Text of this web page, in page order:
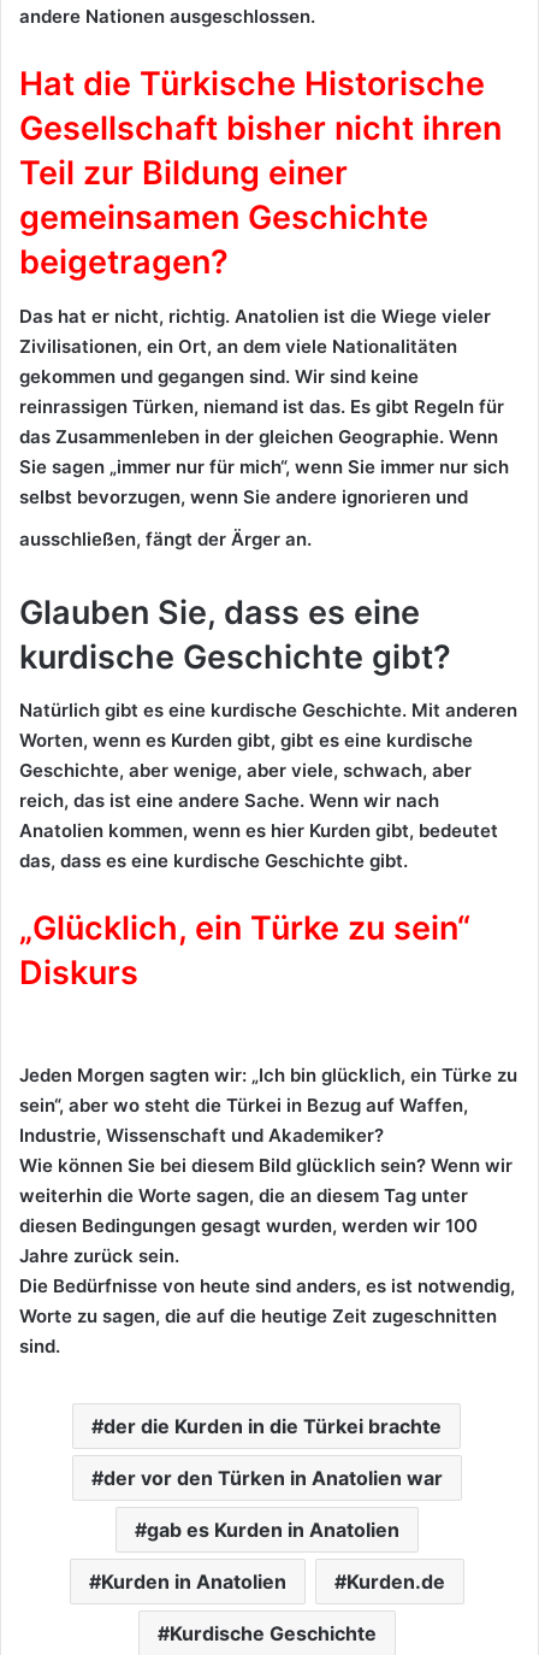
andere Nationen ausgeschlossen.
Hat die Türkische Historische
Gesellschaft bisher nicht ihren
Teil zur Bildung einer
gemeinsamen Geschichte
beigetragen?
Das hat er nicht, richtig. Anatolien ist die Wiege vieler
Zivilisationen, ein Ort, an dem viele Nationalitäten
gekommen und gegangen sind. Wir sind keine
reinrassigen Türken, niemand ist das. Es gibt Regeln für
das Zusammenleben in der gleichen Geographie. Wenn
Sie sagen „immer nur für mich“, wenn Sie immer nur sich
selbst bevorzugen, wenn Sie andere ignorieren und
ausschließen, fängt der Ärger an.
Glauben Sie, dass es eine
kurdische Geschichte gibt?
Natürlich gibt es eine kurdische Geschichte. Mit anderen
Worten, wenn es Kurden gibt, gibt es eine kurdische
Geschichte, aber wenige, aber viele, schwach, aber
reich, das ist eine andere Sache. Wenn wir nach
Anatolien kommen, wenn es hier Kurden gibt, bedeutet
das, dass es eine kurdische Geschichte gibt.
„Glücklich, ein Türke zu sein“
Diskurs
Jeden Morgen sagten wir: „Ich bin glücklich, ein Türke zu
sein“, aber wo steht die Türkei in Bezug auf Waffen,
Industrie, Wissenschaft und Akademiker?
Wie können Sie bei diesem Bild glücklich sein? Wenn wir
weiterhin die Worte sagen, die an diesem Tag unter
diesen Bedingungen gesagt wurden, werden wir 100
Jahre zurück sein.
Die Bedürfnisse von heute sind anders, es ist notwendig,
Worte zu sagen, die auf die heutige Zeit zugeschnitten
sind.
der die Kurden in die Türkei brachte
der vor den Türken in Anatolien war
gab es Kurden in Anatolien
Kurden in Anatolien Kurden.de
Kurdische Geschichte